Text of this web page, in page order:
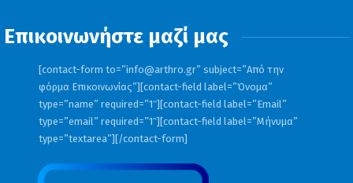
Παραδείγματα οφειλετών -σύγκριση
παλιού και νέου νόμου
Τα κυβερνητικά στελέχη που
αναφέρθηκαν εκτενώς στον νέο νόμο της
“δεύτερης ευκαιρίας” εξήγησαν με
Επικοινωνήστε μαζί μας
[contact-form to=”info@arthro.gr” subject=”Από την
φόρμα Επικοινωνίας”][contact-field label=”Όνομα”
type=”name” required=”1″][contact-field label=”Email”
type=”email” required=”1″][contact-field label=”Μήνυμα”
type=”textarea”][/contact-form]